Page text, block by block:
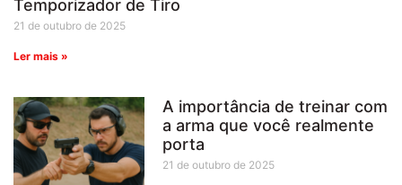
Temporizador de Tiro
21 de outubro de 2025
Ler mais »
A importância de treinar com
a arma que você realmente
porta
21 de outubro de 2025